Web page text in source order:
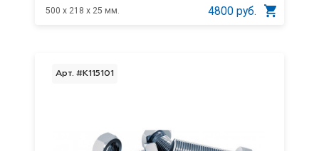
500 x 218 x 25 мм. 4800 руб.
Арт. #K115101